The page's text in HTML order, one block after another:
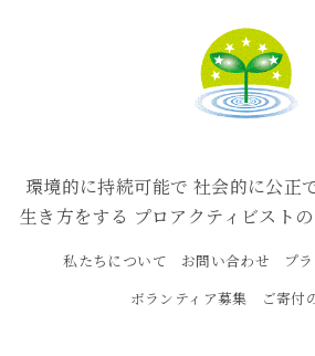
環境的に持続可能で 社会的に公正
生き方をする プロアクティビスト
私たちについて お問い合わせ
プ
ボランティア募集
ご寄付